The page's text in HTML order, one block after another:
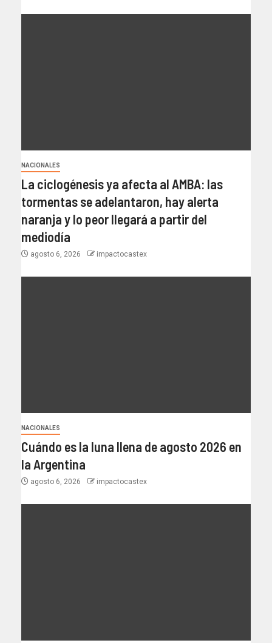
NACIONALES
La ciclogénesis ya afecta al AMBA: las
tormentas se adelantaron, hay alerta
naranja y lo peor llegará a partir del
mediodía
agosto 6, 2026 impactocastex
NACIONALES
Cuándo es la luna llena de agosto 2026 en
la Argentina
agosto 6, 2026 impactocastex